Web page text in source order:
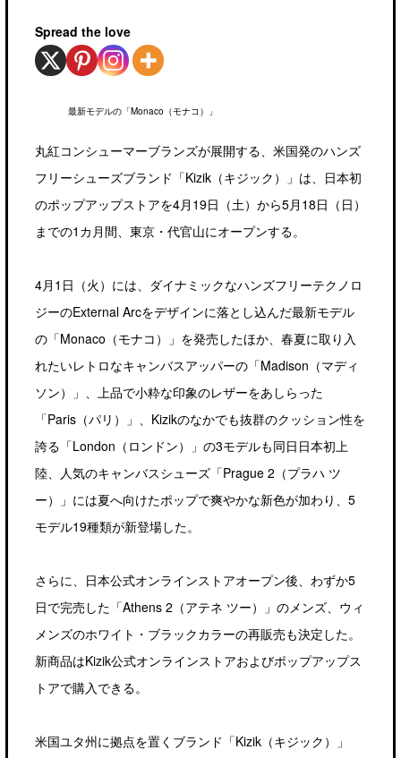
Spread the love
最新モデルの「Monaco（モナコ）」
丸紅コンシューマーブランズが展開する、米国発のハンズ
フリーシューズブランド「Kizik（キジック）」は、日本初
のポップアップストアを4月19日（土）から5月18日（日）
までの1カ月間、東京・代官山にオープンする。
4月1日（火）には、ダイナミックなハンズフリーテクノロ
ジーのExternal Arcをデザインに落とし込んだ最新モデル
の「Monaco（モナコ）」を発売したほか、春夏に取り入
れたいレトロなキャンバスアッパーの「Madison（マディ
ソン）」、上品で小粋な印象のレザーをあしらった
「Paris（パリ）」、Kizikのなかでも抜群のクッション性を
誇る「London（ロンドン）」の3モデルも同日日本初上
陸、人気のキャンバスシューズ「Prague 2（プラハ ツ
ー）」には夏へ向けたポップで爽やかな新色が加わり、5
モデル19種類が新登場した。
さらに、日本公式オンラインストアオープン後、わずか5
日で完売した「Athens 2（アテネ ツー）」のメンズ、ウィ
メンズのホワイト・ブラックカラーの再販売も決定した。
新商品はKizik公式オンラインストアおよびポップアップス
トアで購入できる。
米国ユタ州に拠点を置くブランド「Kizik（キジック）」